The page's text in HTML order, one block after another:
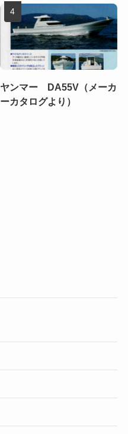
ヤンマー DA55V（メーカ
ーカタログより）